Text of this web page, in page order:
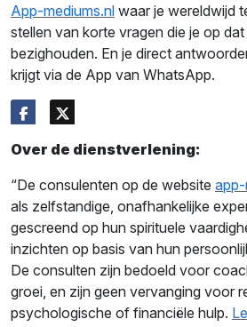
App-mediums.nl waar je wereldwijd
stellen van korte vragen die je op
bezighouden. En je direct
krijgt via de App van WhatsApp.
Over de dienstverlening:
“De consulenten op de website app-
als zelfstandige, onafhankelijke
gescreend op hun spirituele
inzichten op basis van hun
De consulten zijn bedoeld voor
groei, en zijn geen vervanging voor
psychologische of financiële hulp.